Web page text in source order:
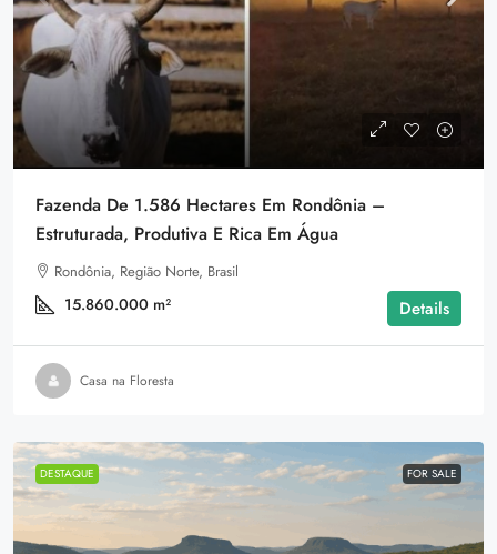
Fazenda De 1.586 Hectares Em Rondônia –
Estruturada, Produtiva E Rica Em Água
Rondônia, Região Norte, Brasil
15.860.000 m² Details
Casa na Floresta
DESTAQUE FOR SALE